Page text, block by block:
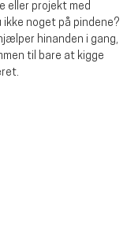
eller projekt med
ikke noget på pindene?
hinanden i gang,
til bare at kigge